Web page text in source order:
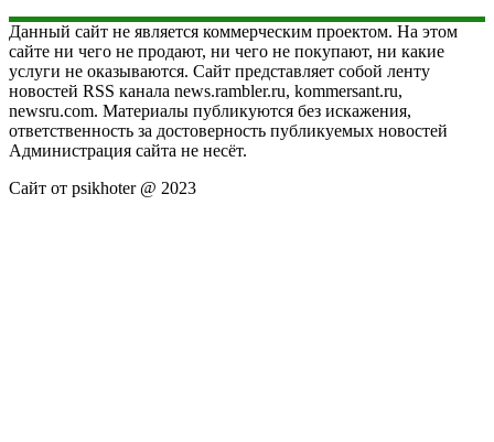
Данный сайт не является коммерческим проектом. На этом
сайте ни чего не продают, ни чего не покупают, ни какие
услуги не оказываются. Сайт представляет собой ленту
новостей RSS канала news.rambler.ru, kommersant.ru,
newsru.com. Материалы публикуются без искажения,
ответственность за достоверность публикуемых новостей
Администрация сайта не несёт.
Сайт от psikhoter @ 2023